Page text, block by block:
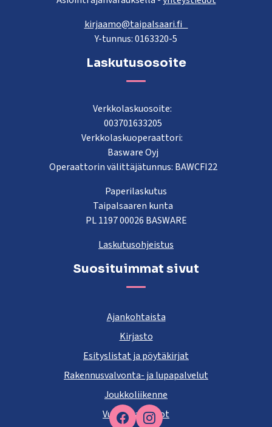
Facebook
kirjaamo@taipalsaari.fi
Y-tunnus: 0163320-5
Laskutusosoite
Verkkolaskuosoite:
003701633205
Verkkolaskuoperaattori:
Basware Oyj
Operaattorin välittäjätunnus: BAWCFI22
Paperilaskutus
Taipalsaaren kunta
PL 1197 00026 BASWARE
Laskutusohjeistus
Suosituimmat sivut
Ajankohtaista
Kirjasto
Esityslistat ja pöytäkirjat
Rakennusvalvonta- ja lupapalvelut
Joukkoliikenne
Vuokra-asunnot